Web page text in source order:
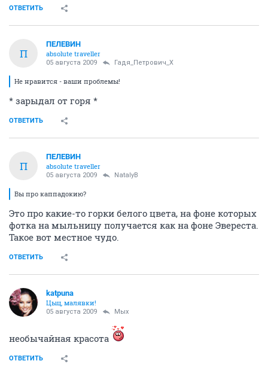
ОТВЕТИТЬ
П
ПЕЛЕВИН
absolute traveller
05 августа 2009 Гадя_Петрович_Х
Не нравится - ваши проблемы!
* зарыдал от горя *
ОТВЕТИТЬ
П
ПЕЛЕВИН
absolute traveller
05 августа 2009 NatalyB
Вы про каппадокию?
Это про какие-то горки белого цвета, на фоне которых
фотка на мыльницу получается как на фоне Эвереста.
Такое вот местное чудо.
ОТВЕТИТЬ
katpuna
Цыц, малявки!
05 августа 2009 Мых
необычайная красота
ОТВЕТИТЬ